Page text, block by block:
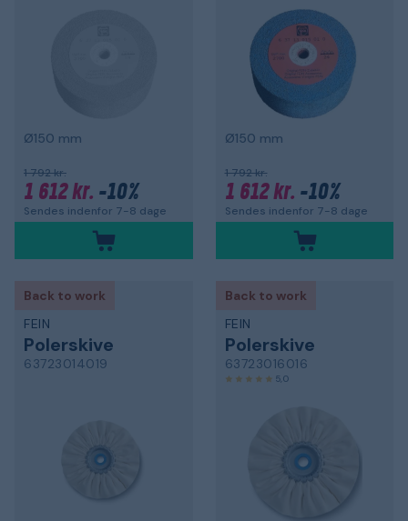
Ø150 mm
1 792 kr.
1 612 kr. -10%
Sendes indenfor 7-8 dage
Ø150 mm
1 792 kr.
1 612 kr. -10%
Sendes indenfor 7-8 dage
Back to work
FEIN
Polerskive
63723014019
Back to work
FEIN
Polerskive
63723016016
5,0